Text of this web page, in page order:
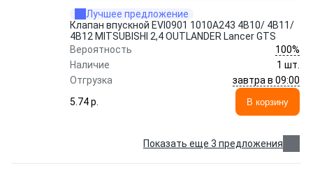
Лучшее предложение
Клапан впускной EVI0901 1010A243 4B10/ 4B11/
4B12 MITSUBISHI 2,4 OUTLANDER Lancer GTS
Вероятность
100%
Наличие
1 шт.
Отгрузка
завтра в 09:00
5.74 p.
В корзину
Показать еще 3 предложения